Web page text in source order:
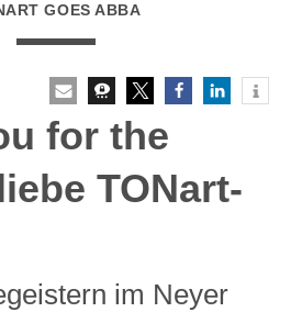
GOES ABBA
for the
TONart-
im Neyer